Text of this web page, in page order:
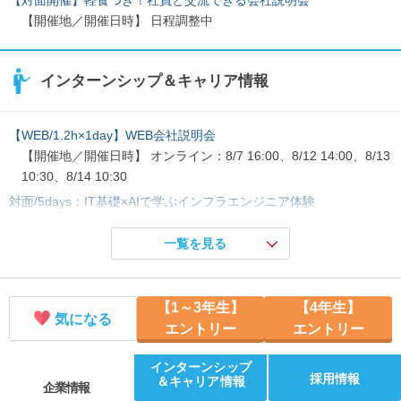
【開催地／開催日時】 日程調整中
インターンシップ＆キャリア情報
【WEB/1.2h×1day】WEB会社説明会
【開催地／開催日時】 オンライン：8/7 16:00、8/12 14:00、8/13
10:30、8/14 10:30
対面/5days：IT基礎×AIで学ぶインフラエンジニア体験
4:00、8/24 14:00
【1dayセミナー】10年後を「勝ち確」に！キャリア設計ワーク
【開催地／開催日時】 東京都：8/17 14:00
【対面/3h×1day】謎解きゲームでITビジネスの本質が分かる
一覧を見る
気になる
【1～3年生】
エントリー
【4年生】
エントリー
企業情報
インターンシップ
＆キャリア情報
採用情報